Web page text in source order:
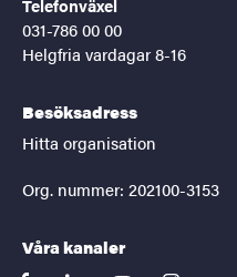
Telefonväxel
031-786 00 00
Helgfria vardagar 8-16
Besöksadress
Hitta organisation
Org. nummer: 202100-3153
Våra kanaler